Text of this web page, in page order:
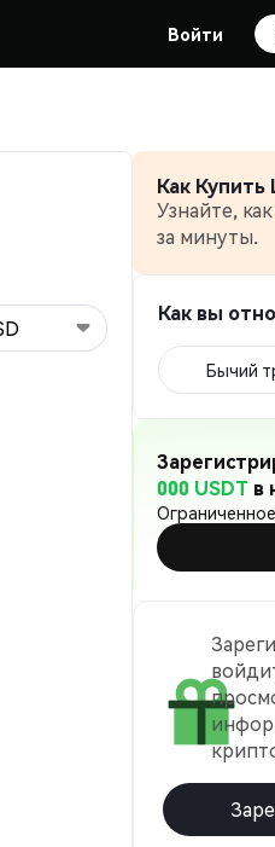
Войти
Как Купить
Узнайте,
за минуты.
Как вы
Бычий
000 USDT в